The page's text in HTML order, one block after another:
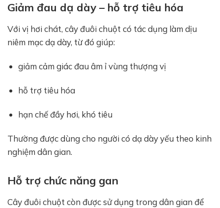
Giảm đau dạ dày – hỗ trợ tiêu hóa
Với vị hơi chát, cây đuôi chuột có tác dụng làm dịu
niêm mạc dạ dày, từ đó giúp:
giảm cảm giác đau âm ỉ vùng thượng vị
hỗ trợ tiêu hóa
hạn chế đầy hơi, khó tiêu
Thường được dùng cho người có dạ dày yếu theo kinh
nghiệm dân gian.
Hỗ trợ chức năng gan
Cây đuôi chuột còn được sử dụng trong dân gian để